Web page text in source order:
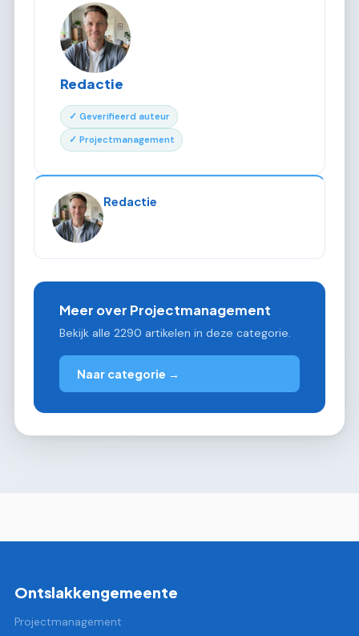
Redactie
✓ Geverifieerd auteur
✓ Projectmanagement
Redactie
Meer over Projectmanagement
Bekijk alle 2290 artikelen in deze categorie.
Naar categorie →
Ontslakkengemeente
Projectmanagement